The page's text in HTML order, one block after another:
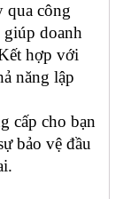
qua công
giúp doanh
hợp với
năng lập
cấp cho bạn
bảo vệ đầu